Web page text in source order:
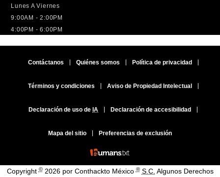
Lunes A Viernes
9:00AM - 2:00PM
4:00PM - 6:00PM
Contáctanos Quiénes somos Política de privacidad
Términos y condiciones Aviso de Propiedad Intelectual
Declaración de uso de IA Declaración de accesibilidad
Mapa del sitio Preferencias de exclusión
Copyright©2026 por Conthackto México® S.C. Algunos Derechos